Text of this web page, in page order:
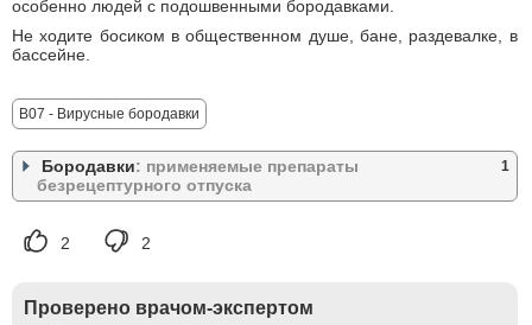
особенно людей с подошвенными бородавками.
Не ходите босиком в общественном душе, бане, раздевалке, в
бассейне.
B07 - Вирусные бородавки
Бородавки: применяемые препараты
безрецептурного отпуска
1
Мардил Цинк
го при­мене­ния 0.5
мл/1 мл: фл. 1 мл
2 2
Проверено врачом-экспертом